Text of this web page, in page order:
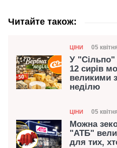
Читайте також:
Категорія
ЦІНИ Дата
05
У "Сільпо"
12 сирів
великими
неділю
Категорія
ЦІНИ Дата
05
Можна
"АТБ"
для тих,